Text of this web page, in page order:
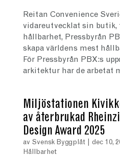
Reitan Convenience
vidareutvecklat sin
hållbarhet, Pressbyrån
skapa världens mest
För Pressbyrån PBX:s
arkitektur har de arbetat
Miljöstationen
av återbrukad
Design Award 2025
av Svensk Byggplåt| dec 10,
Hållbarhet